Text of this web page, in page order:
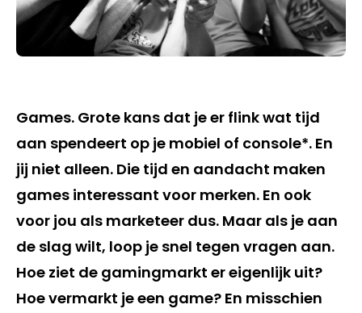
Games. Grote kans dat je er flink wat tijd
aan spendeert op je mobiel of console*. En
jij niet alleen. Die tijd en aandacht maken
games interessant voor merken. En ook
voor jou als marketeer dus. Maar als je aan
de slag wilt, loop je snel tegen vragen aan.
Hoe ziet de gamingmarkt er eigenlijk uit?
Hoe vermarkt je een game? En misschien